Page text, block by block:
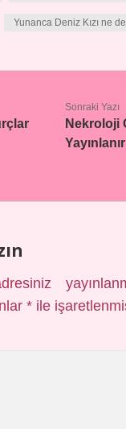
Yunanca Deniz Kızı ne
Sonraki Yazı
Nekroloji
Yayınlanır
* ile